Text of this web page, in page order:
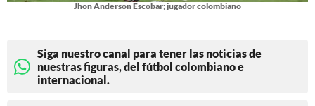
Jhon Anderson Escobar; jugador colombiano
Siga nuestro canal para tener las noticias de
nuestras figuras, del fútbol colombiano e
internacional.